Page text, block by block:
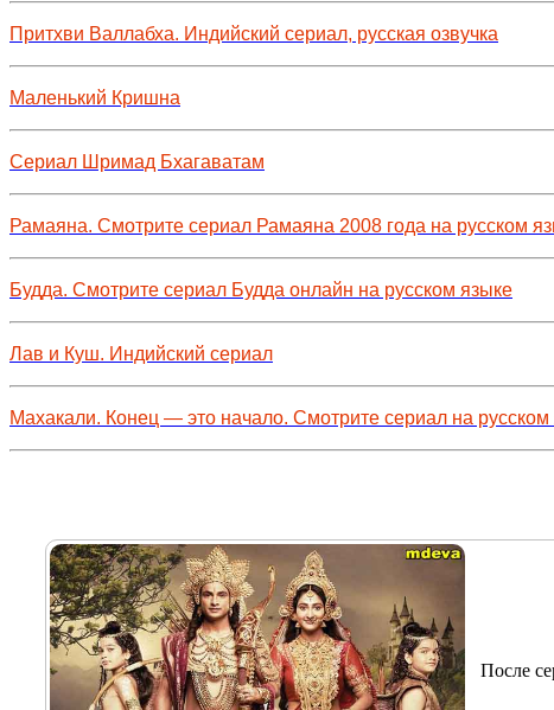
Притхви Валлабха. Индийский сериал, русская озвучка
Маленький Кришна
Сериал Шримад Бхагаватам
Рамаяна. Смотрите сериал Рамаяна 2008 года на русском
Будда. Смотрите сериал Будда онлайн на русском языке
Лав и Куш. Индийский сериал
Махакали. Конец — это начало. Смотрите сериал на русском
После